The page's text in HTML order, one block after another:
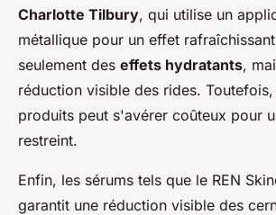
Charlotte Tilbury, qui utilise un
métallique pour un effet
seulement des effets hydratants,
réduction visible des rides.
produits peut s'avérer coûteux pour
restreint.
Enfin, les sérums tels que le REN
garantit une réduction visible des